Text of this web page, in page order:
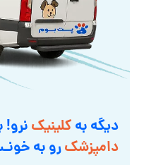
دیگه بهکلینیک
دامپزشکرو به